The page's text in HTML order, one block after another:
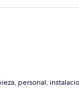
personal,